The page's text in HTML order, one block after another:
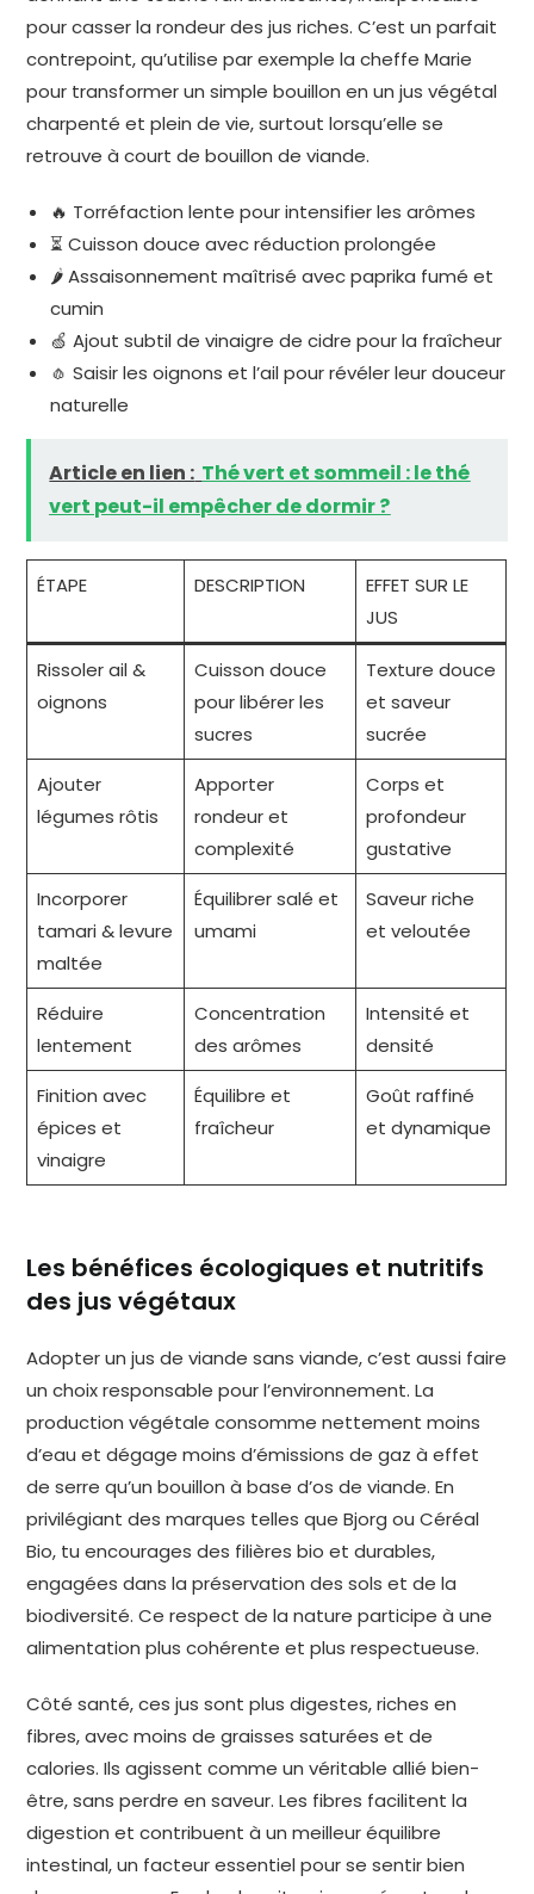
pour casser la rondeur des jus riches. C’est un parfait
contrepoint, qu’utilise par exemple la cheffe Marie
pour transformer un simple bouillon en un jus végétal
charpenté et plein de vie, surtout lorsqu’elle se
retrouve à court de bouillon de viande.
🔥 Torréfaction lente pour intensifier les arômes
⏳ Cuisson douce avec réduction prolongée
🌶️ Assaisonnement maîtrisé avec paprika fumé et
cumin
🍏 Ajout subtil de vinaigre de cidre pour la fraîcheur
🧄 Saisir les oignons et l’ail pour révéler leur douceur
naturelle
Article en lien : Thé vert et sommeil : le thé
vert peut-il empêcher de dormir ?
ÉTAPE DESCRIPTION
EFFET SUR LE
JUS
Rissoler ail &
oignons
Cuisson douce
pour libérer les
sucres
Texture douce
et saveur
sucrée
Ajouter
légumes rôtis
Apporter
rondeur et
complexité
Corps et
profondeur
gustative
Incorporer
tamari & levure
maltée
Équilibrer salé et
umami
Saveur riche
et veloutée
Réduire
lentement
Concentration
des arômes
Intensité et
densité
Finition avec
épices et
vinaigre
Équilibre et
fraîcheur
Goût raffiné
et dynamique
Les bénéfices écologiques et nutritifs
des jus végétaux
Adopter un jus de viande sans viande, c’est aussi faire
un choix responsable pour l’environnement. La
production végétale consomme nettement moins
d’eau et dégage moins d’émissions de gaz à effet
de serre qu’un bouillon à base d’os de viande. En
privilégiant des marques telles que Bjorg ou Céréal
Bio, tu encourages des filières bio et durables,
engagées dans la préservation des sols et de la
biodiversité. Ce respect de la nature participe à une
alimentation plus cohérente et plus respectueuse.
Côté santé, ces jus sont plus digestes, riches en
fibres, avec moins de graisses saturées et de
calories. Ils agissent comme un véritable allié bien-
être, sans perdre en saveur. Les fibres facilitent la
digestion et contribuent à un meilleur équilibre
intestinal, un facteur essentiel pour se sentir bien